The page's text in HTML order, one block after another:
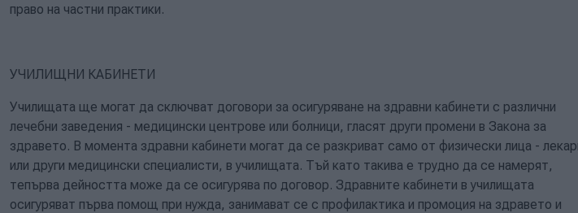
право на частни практики.
УЧИЛИЩНИ КАБИНЕТИ
Училищата ще могат да сключват договори за осигуряване на здравни кабинети с различни
лечебни заведения - медицински центрове или болници, гласят други промени в Закона за
здравето. В момента здравни кабинети могат да се разкриват само от физически лица -
или други медицински специалисти, в училищата. Тъй като такива е трудно да се намерят,
тепърва дейността може да се осигурява по договор. Здравните кабинети в училищата
осигуряват първа помощ при нужда, занимават се с профилактика и промоция на здравето и